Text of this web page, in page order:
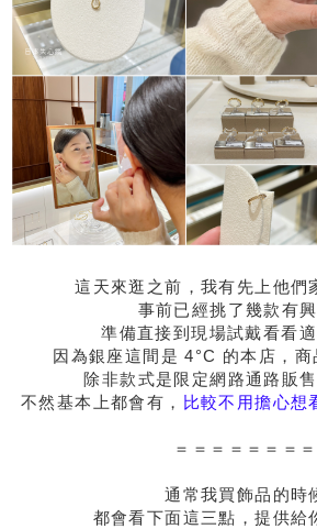
這天來逛之前，我有先上他們
事前已經挑了幾款有
準備直接到現場試戴看看
因為銀座這間是 4°C 的本店，商
除非款式是限定網路通路販
不然基本上都會有， 比較不用擔心想
＝＝＝＝＝＝＝＝
通常我買飾品的時
都會看下面這三點，提供給